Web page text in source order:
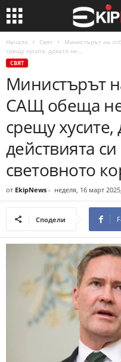
Начало Свят
Министърът на
срещу хусите, докато не...
СВЯТ
Министърът
САЩ обеща
срещу хусите,
действията
световното
от EkipNews - неделя, 16 март
Сподели